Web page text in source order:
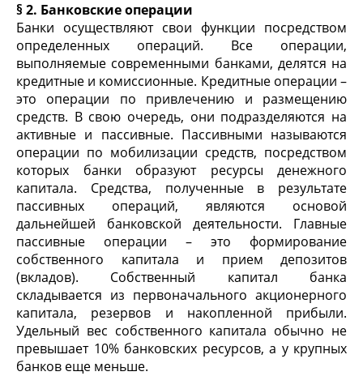
§ 2. Банковские операции
Банки осуществляют свои функции посредством
определенных операций. Все операции,
выполняемые современными банками, делятся на
кредитные и комиссионные. Кредитные операции –
это операции по привлечению и размещению
средств. В свою очередь, они подразделяются на
активные и пассивные. Пассивными называются
операции по мобилизации средств, посредством
которых банки образуют ресурсы денежного
капитала. Средства, полученные в результате
пассивных операций, являются основой
дальнейшей банковской деятельности. Главные
пассивные операции – это формирование
собственного капитала и прием депозитов
(вкладов). Собственный капитал банка
складывается из первоначального акционерного
капитала, резервов и накопленной прибыли.
Удельный вес собственного капитала обычно не
превышает 10% банковских ресурсов, а у крупных
банков еще меньше.